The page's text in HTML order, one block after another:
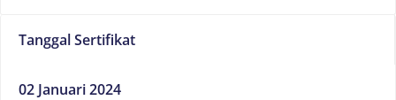
Tanggal Sertifikat
02 Januari 2024